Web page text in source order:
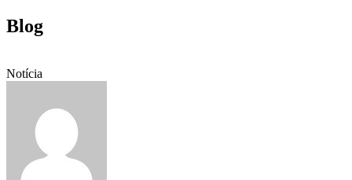
Blog
Notícia